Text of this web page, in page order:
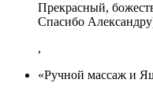
Прекрасный,
Спасибо
,
«Ручной массаж и